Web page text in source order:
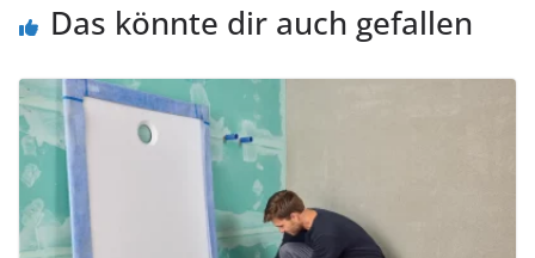
Das könnte dir auch gefallen